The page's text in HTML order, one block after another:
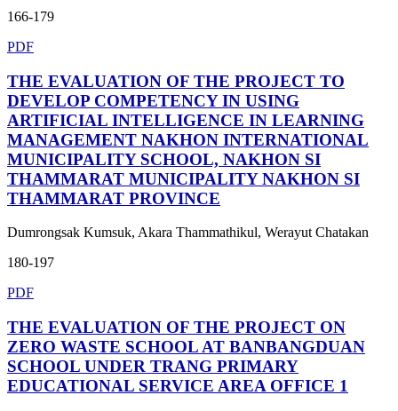
166-179
PDF
THE EVALUATION OF THE PROJECT TO
DEVELOP COMPETENCY IN USING
ARTIFICIAL INTELLIGENCE IN LEARNING
MANAGEMENT NAKHON INTERNATIONAL
MUNICIPALITY SCHOOL, NAKHON SI
THAMMARAT MUNICIPALITY NAKHON SI
THAMMARAT PROVINCE
Dumrongsak Kumsuk, Akara Thammathikul, Werayut Chatakan
180-197
PDF
THE EVALUATION OF THE PROJECT ON
ZERO WASTE SCHOOL AT BANBANGDUAN
SCHOOL UNDER TRANG PRIMARY
EDUCATIONAL SERVICE AREA OFFICE 1